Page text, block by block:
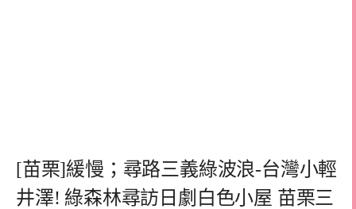
[苗栗]緩慢；尋路三義綠波浪-台灣小輕
井澤! 綠森林尋訪日劇白色小屋 苗栗三